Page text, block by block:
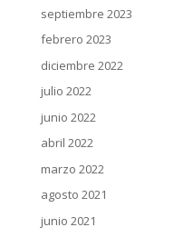
septiembre 2023
febrero 2023
diciembre 2022
julio 2022
junio 2022
abril 2022
marzo 2022
agosto 2021
junio 2021